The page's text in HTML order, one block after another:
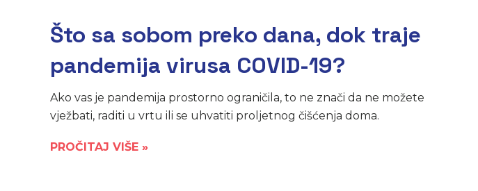
Što sa sobom preko dana, dok traje
pandemija virusa COVID-19?
Ako vas je pandemija prostorno ograničila, to ne znači da ne možete
vježbati, raditi u vrtu ili se uhvatiti proljetnog čišćenja doma.
PROČITAJ VIŠE »